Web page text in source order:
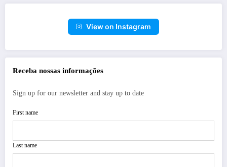
View on Instagram
Receba nossas informações
Sign up for our newsletter and stay up to date
First name
Last name